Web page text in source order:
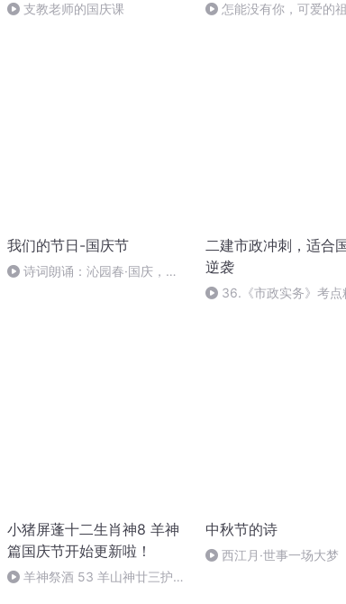
支教老师的国庆课 怎能没有你，可爱的
我们的节日-国庆节
诗词朗诵：沁园春·国庆，朗
二建市政冲刺，适合
逆袭
36.《市政实务》考点
小猪屏蓬十二生肖神8 羊神
篇国庆节开始更新啦！
羊神祭酒 53 羊山神廿三护祭
中秋节的诗
西江月·世事一场大梦